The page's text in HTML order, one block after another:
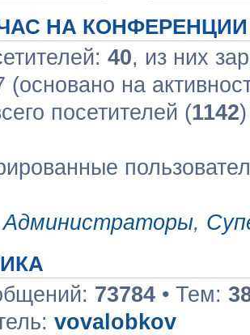
НА КОНФЕРЕНЦИИ
40, из них
(основано на
посетителей (1142
Администраторы,
73784 • Тем:
vovalobkov